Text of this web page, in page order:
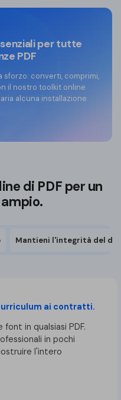
per tutte
PDF
sforzo: converti, comprimi,
il nostro toolkit online
alcuna installazione.
di PDF per un
Mantieni l'integrità del
ai contratti.
in qualsiasi PDF.
in pochi
l'intero